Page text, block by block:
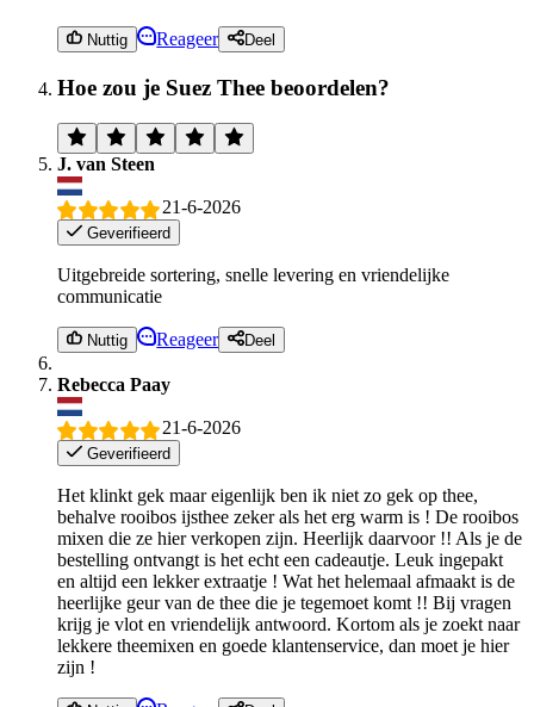
Nuttig Reageer Deel
Hoe zou je Suez Thee beoordelen?
J. van Steen
21-6-2026
Geverifieerd
Uitgebreide sortering, snelle levering en vriendelijke
communicatie
Nuttig Reageer Deel
Rebecca Paay
21-6-2026
Geverifieerd
Het klinkt gek maar eigenlijk ben ik niet zo gek op thee,
behalve rooibos ijsthee zeker als het erg warm is ! De rooibos
mixen die ze hier verkopen zijn. Heerlijk daarvoor !! Als je de
bestelling ontvangt is het echt een cadeautje. Leuk ingepakt
en altijd een lekker extraatje ! Wat het helemaal afmaakt is de
heerlijke geur van de thee die je tegemoet komt !! Bij vragen
krijg je vlot en vriendelijk antwoord. Kortom als je zoekt naar
lekkere theemixen en goede klantenservice, dan moet je hier
zijn !